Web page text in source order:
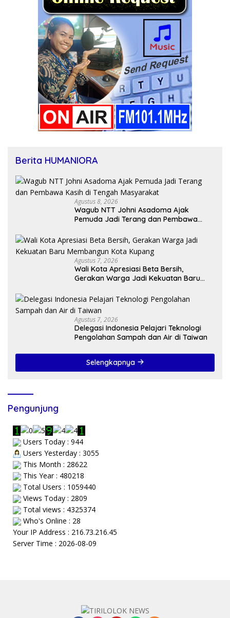
Berita HUMANIORA
Agustus 8, 2026
Wagub NTT Johni Asadoma Ajak
Pemuda Jadi Terang dan Pembawa
Agustus 7, 2026
Wali Kota Apresiasi Beta Bersih,
Gerakan Warga Jadi Kekuatan Baru
Agustus 7, 2026
Delegasi Indonesia Pelajari Teknologi
Pengolahan Sampah dan Air di Taiwan
Selengkapnya
Pengunjung
Users Today : 944
Users Yesterday : 3055
This Month : 28622
This Year : 480218
Total Users : 1059440
Views Today : 2809
Total views : 4325374
Who's Online : 28
Your IP Address : 216.73.216.45
Server Time : 2026-08-09